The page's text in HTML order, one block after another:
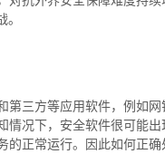
三方等应用软件，例如网
情况下，安全软件很可能
的正常运行。因此如何正